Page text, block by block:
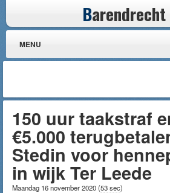
Barendrecht
MENU
150 uur taakstraf
€5.000
Stedin voor
in wijk Ter Leede
Maandag 16 november 2020(53 sec)